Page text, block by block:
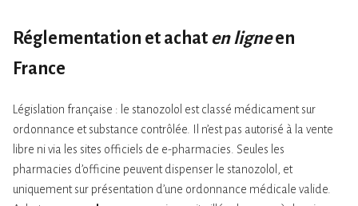
Réglementation et achat en ligneen
France
Législation française : le stanozolol est classé médicament sur
ordonnance et substance contrôlée. Il n’est pas autorisé à la vente
libre ni via les sites officiels de e-pharmacies. Seules les
pharmacies d’officine peuvent dispenser le stanozolol, et
uniquement sur présentation d’une ordonnance médicale valide.